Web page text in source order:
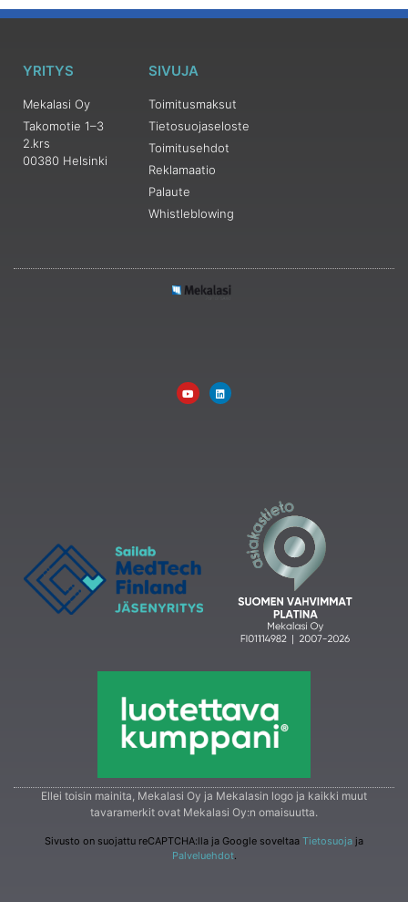
YRITYS
Mekalasi Oy
Takomotie 1–3
2.krs
00380 Helsinki
SIVUJA
Toimitusmaksut
Tietosuojaseloste
Toimitusehdot
Reklamaatio
Palaute
Whistleblowing
Ellei toisin mainita, Mekalasi Oy ja Mekalasin logo ja kaikki muut
tavaramerkit ovat Mekalasi Oy:n omaisuutta.
Sivusto on suojattu reCAPTCHA:lla ja Google soveltaa Tietosuoja ja
Palveluehdot.